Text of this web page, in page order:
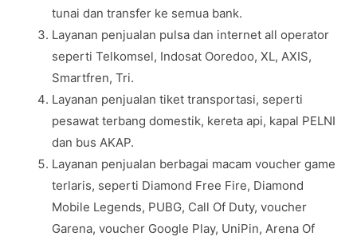
tunai dan transfer ke semua bank.
Layanan penjualan pulsa dan internet all operator
seperti Telkomsel, Indosat Ooredoo, XL, AXIS,
Smartfren, Tri.
Layanan penjualan tiket transportasi, seperti
pesawat terbang domestik, kereta api, kapal PELNI
dan bus AKAP.
Layanan penjualan berbagai macam voucher game
terlaris, seperti Diamond Free Fire, Diamond
Mobile Legends, PUBG, Call Of Duty, voucher
Garena, voucher Google Play, UniPin, Arena Of